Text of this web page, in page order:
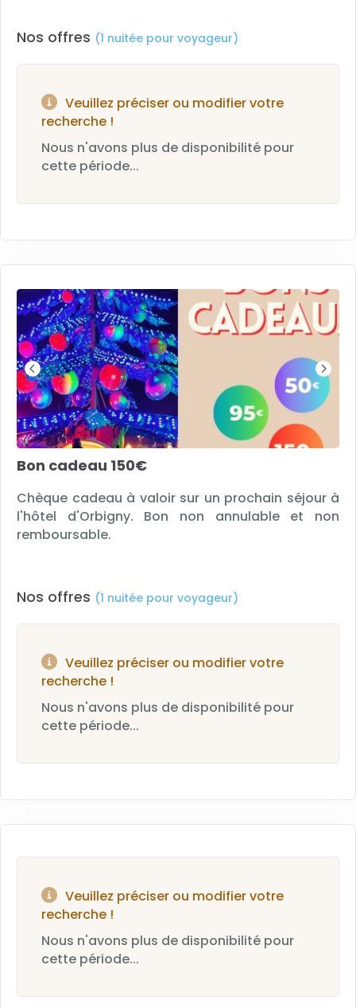
Nos offres (1 nuitée pour voyageur)
Veuillez préciser ou modifier votre
recherche !
Nous n'avons plus de disponibilité pour
cette période...
Bon cadeau 150€
Chèque cadeau à valoir sur un prochain séjour à
l'hôtel d'Orbigny. Bon non annulable et non
remboursable.
Nos offres (1 nuitée pour voyageur)
Veuillez préciser ou modifier votre
recherche !
Nous n'avons plus de disponibilité pour
cette période...
Veuillez préciser ou modifier votre
recherche !
Nous n'avons plus de disponibilité pour
cette période...